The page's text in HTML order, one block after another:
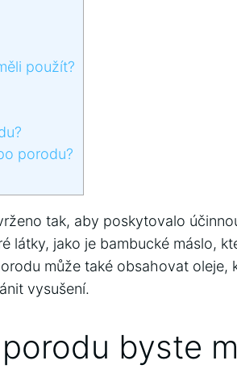
použít?
porodu?
tak, aby poskytovalo
látky, jako je bambucké máslo,
může také obsahovat oleje,
vysušení.
byste